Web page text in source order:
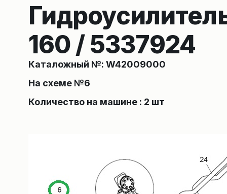
160 / 5337924
Каталожный №: W42009000
На схеме №6
Количество на машине : 2 шт